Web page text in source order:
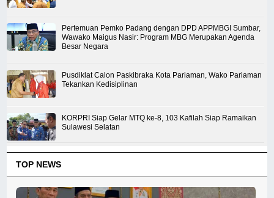
Pertemuan Pemko Padang dengan DPD APPMBGI Sumbar,
Wawako Maigus Nasir: Program MBG Merupakan Agenda
Besar Negara
Pusdiklat Calon Paskibraka Kota Pariaman, Wako Pariaman
Tekankan Kedisiplinan
KORPRI Siap Gelar MTQ ke-8, 103 Kafilah Siap Ramaikan
Sulawesi Selatan
TOP NEWS